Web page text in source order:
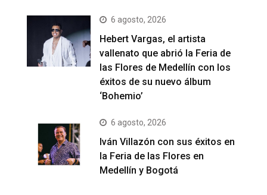
6 agosto, 2026
Hebert Vargas, el artista
vallenato que abrió la Feria de
las Flores de Medellín con los
éxitos de su nuevo álbum
‘Bohemio’
6 agosto, 2026
Iván Villazón con sus éxitos en
la Feria de las Flores en
Medellín y Bogotá